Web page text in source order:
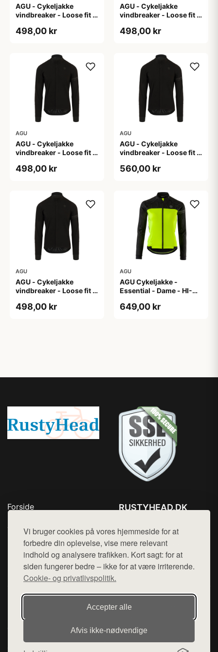
Vi bruger cookies på vores hjemmeside for at
forbedre din oplevelse, vise mere relevant
indhold og analysere trafikken. Kort sagt: for at
siden fungerer bedre – ikke for at være irriterende.
Cookie- og privatlivspolitik.
Accepter alle
Afvis ikke‑nødvendige
AGU - Cykeljakke
vindbreaker - Loose fit -
498,00 kr
AGU - Cykeljakke
vindbreaker - Loose fit -
498,00 kr
AGU
AGU - Cykeljakke
vindbreaker - Loose fit -
498,00 kr
AGU
AGU - Cykeljakke
vindbreaker - Loose fit -
560,00 kr
AGU
AGU - Cykeljakke
vindbreaker - Loose fit -
498,00 kr
AGU
AGU Cykeljakke -
Essential - Dame - HI-
649,00 kr
Forside
Top Rabatter
Kontakt
RUSTYHEAD.DK
Mail: hej@want.dk
Cookie- og privatlivspolitik
Denne side er en del af want.dk, der udgiver en række
hjemmesider med præsentation af forskellige produkter fra
diverse webshops. Der sælges ikke varer fra denne side - vi
varerne på lager.